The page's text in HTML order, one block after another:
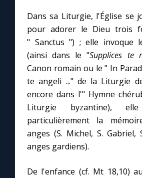
Dans sa Liturgie, l'Église se
pour adorer le Dieu trois
" Sanctus ") ; elle invoque
(ainsi dans le "Supplices te
Canon romain ou le " In
te angeli ..." de la Liturgie
encore dans l'" Hymne
Liturgie byzantine),
particulièrement la
anges (S. Michel, S. Gabriel,
anges gardiens).
De l'enfance (cf. Mt 18,10)